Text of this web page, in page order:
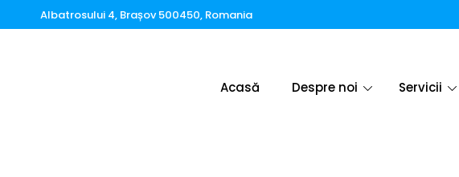
Albatrosului 4, Brașov 500450, Romania
Acasă Despre noi Servicii